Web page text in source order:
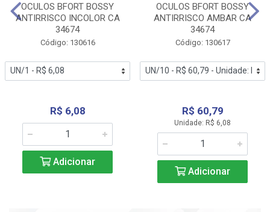
OCULOS BFORT BOSSY
ANTIRRISCO INCOLOR CA
34674
Código: 130616
R$ 6,08
Adicionar
OCULOS BFORT BOSSY
ANTIRRISCO AMBAR CA
34674
Código: 130617
R$ 60,79
Unidade: R$ 6,08
Adicionar